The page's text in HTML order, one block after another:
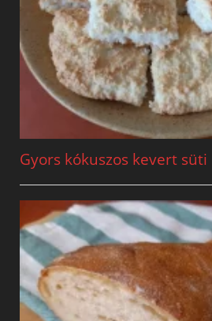
Gyors kókuszos kevert süti